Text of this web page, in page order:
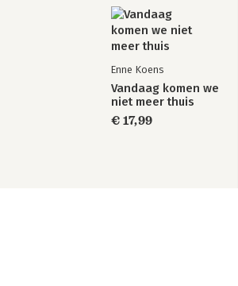
Enne Koens
Vandaag komen we
niet meer thuis
€ 17,99